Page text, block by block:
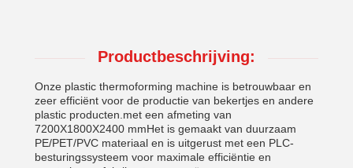
Productbeschrijving:
Onze plastic thermoforming machine is betrouwbaar en
zeer efficiënt voor de productie van bekertjes en andere
plastic producten.met een afmeting van
7200X1800X2400 mmHet is gemaakt van duurzaam
PE/PET/PVC materiaal en is uitgerust met een PLC-
besturingssysteem voor maximale efficiëntie en